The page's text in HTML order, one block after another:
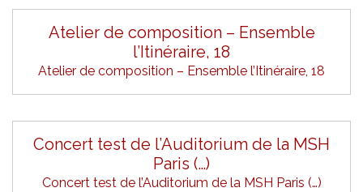
Atelier de composition – Ensemble
l’Itinéraire, 18
Atelier de composition – Ensemble l’Itinéraire, 18
Concert test de l’Auditorium de la MSH
Paris (…)
Concert test de l’Auditorium de la MSH Paris (…)